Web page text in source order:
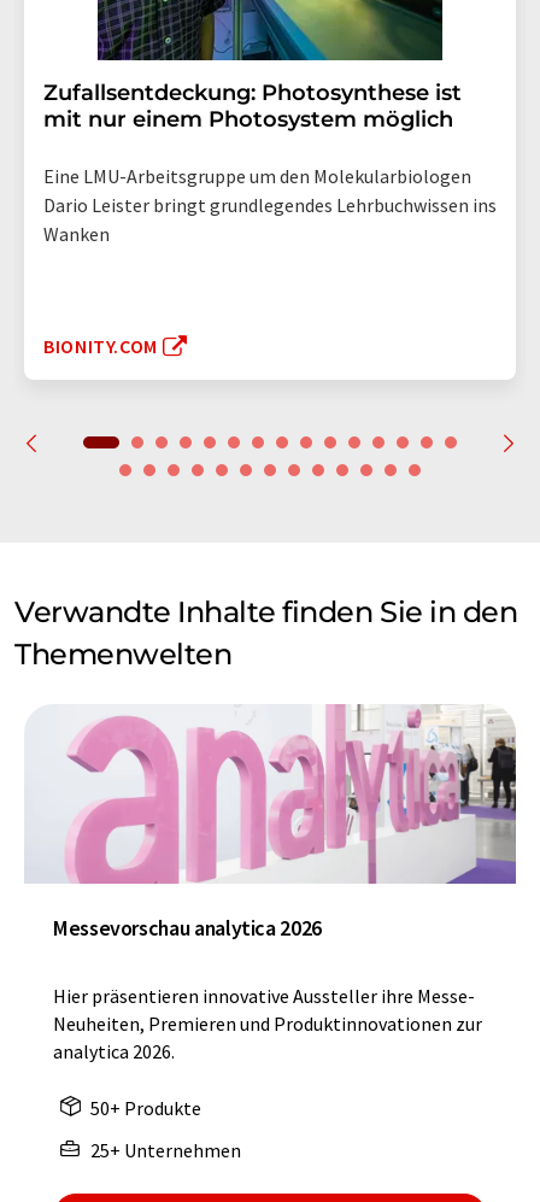
Zufallsentdeckung: Photosynthese ist
mit nur einem Photosystem möglich
Eine LMU-Arbeitsgruppe um den Molekularbiologen
Dario Leister bringt grundlegendes Lehrbuchwissen ins
Wanken
BIONITY.COM
Verwandte Inhalte finden Sie in den
Themenwelten
Messevorschau analytica 2026
Hier präsentieren innovative Aussteller ihre Messe-
Neuheiten, Premieren und Produktinnovationen zur
analytica 2026.
50+ Produkte
25+ Unternehmen